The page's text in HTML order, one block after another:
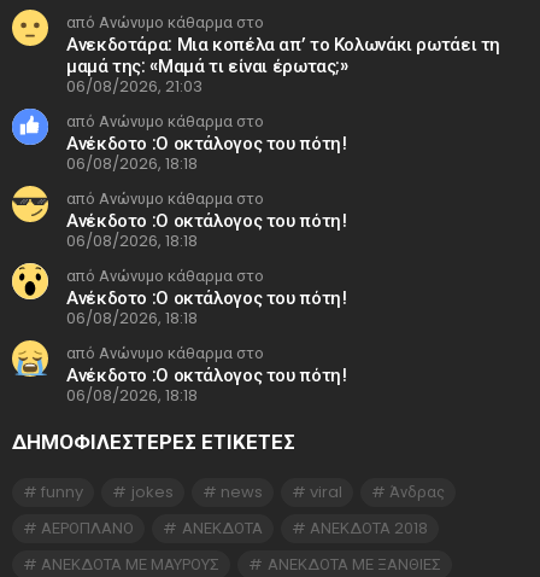
από Ανώνυμο κάθαρμα στο
Ανεκδοτάρα: Μια κοπέλα απ’ το Κολωνάκι ρωτάει τη
μαμά της: «Μαμά τι είναι έρωτας;»
06/08/2026, 21:03
από Ανώνυμο κάθαρμα στο
Ανέκδοτο :Ο οκτάλογος του πότη!
06/08/2026, 18:18
από Ανώνυμο κάθαρμα στο
Ανέκδοτο :Ο οκτάλογος του πότη!
06/08/2026, 18:18
από Ανώνυμο κάθαρμα στο
Ανέκδοτο :Ο οκτάλογος του πότη!
06/08/2026, 18:18
από Ανώνυμο κάθαρμα στο
Ανέκδοτο :Ο οκτάλογος του πότη!
06/08/2026, 18:18
ΔΗΜΟΦΙΛΕΣΤΕΡΕΣ ΕΤΙΚΈΤΕΣ
funny jokes news viral
Άνδρας
ΑΕΡΟΠΛΑΝΟ
ΑΝΕΚΔΟΤΑ
ΑΝΕΚΔΟΤΑ 2018
ΑΝΕΚΔΟΤΑ ΜΕ ΜΑΥΡΟΥΣ
ΑΝΕΚΔΟΤΑ ΜΕ ΞΑΝΘΙΕΣ